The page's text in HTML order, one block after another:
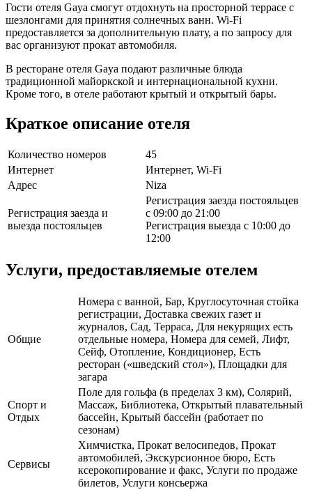
Гости отеля Gaya смогут отдохнуть на просторной террасе с
шезлонгами для принятия солнечных ванн. Wi-Fi
предоставляется за дополнительную плату, а по запросу для
вас организуют прокат автомобиля.
В ресторане отеля Gaya подают различные блюда
традиционной майоркской и интернациональной кухни.
Кроме того, в отеле работают крытый и открытый бары.
Краткое описание отеля
Количество номеров
45
Интернет
Интернет, Wi-Fi
Адрес
Niza
Регистрация заезда и
выезда постояльцев
Регистрация заезда постояльцев
с 09:00 до 21:00
Регистрация выезда с 10:00 до
12:00
Услуги, предоставляемые отелем
Общие
Номера с ванной, Бар, Круглосуточная стойка
регистрации, Доставка свежих газет и
журналов, Сад, Терраса, Для некурящих есть
отдельные номера, Номера для семей, Лифт,
Сейф, Отопление, Кондиционер, Есть
ресторан («шведский стол»), Площадки для
загара
Спорт и
Отдых
Поле для гольфа (в пределах 3 км), Солярий,
Массаж, Библиотека, Открытый плавательный
бассейн, Крытый бассейн (работает по
сезонам)
Сервисы
Химчистка, Прокат велосипедов, Прокат
автомобилей, Экскурсионное бюро, Есть
ксерокопирование и факс, Услуги по продаже
билетов, Услуги консьержа